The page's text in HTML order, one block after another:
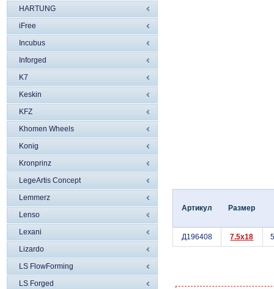
HARTUNG
iFree
Incubus
Inforged
K7
Keskin
KFZ
Khomen Wheels
Konig
Kronprinz
LegeArtis Concept
Lemmerz
Lenso
Lexani
Lizardo
LS FlowForming
LS Forged
Артикул Размер
Д196408 7.5x18